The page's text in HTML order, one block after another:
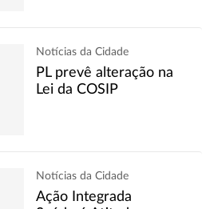
Notícias da Cidade
PL prevê alteração na
Lei da COSIP
Notícias da Cidade
Ação Integrada